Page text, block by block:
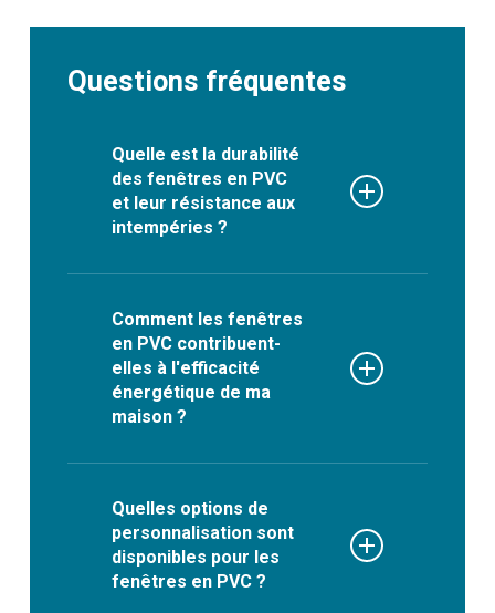
Questions fréquentes
Quelle est la durabilité
des fenêtres en PVC
et leur résistance aux
intempéries ?
reconnues pour leur durabilité
exceptionnelle et leur
résistance aux intempéries.
Fabriquées à partir de
remarquable, résistant
efficacement aux variations
climatiques extrêmes typiques
Comment les fenêtres
en PVC contribuent-
elles à l'efficacité
énergétique de ma
maison ?
une excellente isolation
thermique et acoustique, ce
qui les rend idéales pour les
Quelles options de
personnalisation sont
disponibles pour les
fenêtres en PVC ?